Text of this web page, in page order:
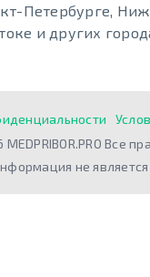
Петербурге,
и других
Все
не